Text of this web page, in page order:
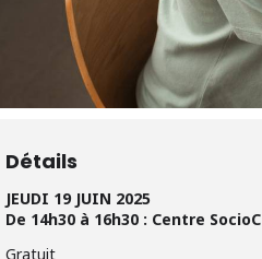
Détails
JEUDI 19 JUIN 2025
De 14h30 à 16h30 : Centre
Gratuit